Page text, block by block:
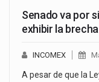
Senado va por
exhibir la
INCOMEX
A pesar de que la